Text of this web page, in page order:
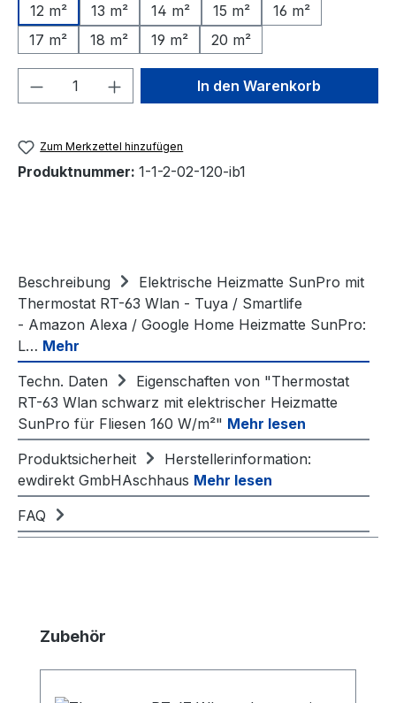
12 m²
13 m² 14 m² 15 m²
16 m²
17 m²
18 m² 19 m² 20 m²
Produkt Anzahl: Gib denIn den Warenkorb
Zum Merkzettel hinzufügen
Produktnummer: 1-1-2-02-120-ib1
Beschreibung
Elektrische Heizmatte SunPro mit
Thermostat RT-63 Wlan - Tuya / Smartlife
- Amazon Alexa / Google Home Heizmatte SunPro:
L… Mehr
Techn. Daten
Eigenschaften von "Thermostat
RT-63 Wlan schwarz mit elektrischer Heizmatte
SunPro für Fliesen 160 W/m²" Mehr lesen
Produktsicherheit
Herstellerinformation:
ewdirekt GmbHAschhaus Mehr lesen
FAQ
Produktgalerie überspringen
Zubehör